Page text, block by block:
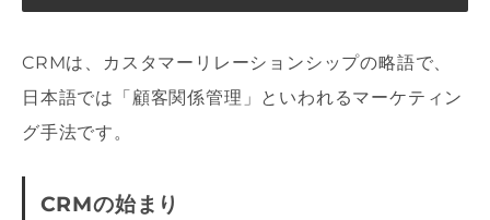
CRMは、カスタマーリレーションシップの略語で、
日本語では「顧客関係管理」といわれるマーケティン
グ手法です。
CRMの始まり